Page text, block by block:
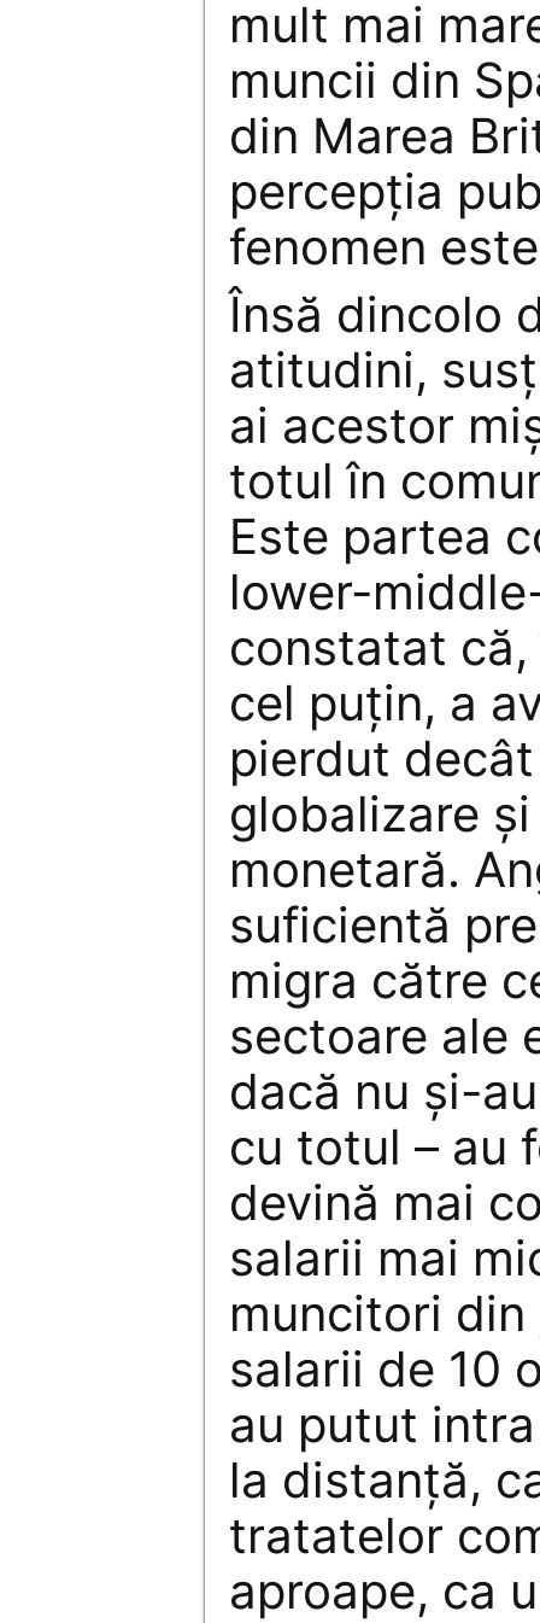
mult mai
muncii din
din Marea
percepția
fenomen
Însă dincolo
atitudini,
ai acestor
totul în
Este partea
lower-
constatat
cel puțin, a
pierdut
globalizare
monetară.
suficientă
migra către
sectoare ale
dacă nu și-
cu totul – au
devină mai
salarii mai
muncitori din
salarii de 10
au putut
la distanță,
tratatelor
aproape, ca